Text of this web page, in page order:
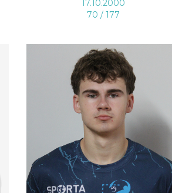
17.10.2000
70 / 177